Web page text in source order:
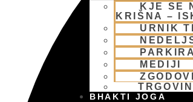
KJE SE
KRIŠNA –
URNIK
MEDIJI
BHAKTI JOGA